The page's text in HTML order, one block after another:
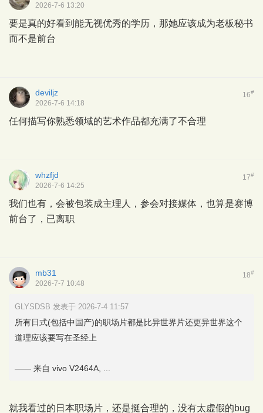
2026-7-6 13:20
要是真的好看到能无视优秀的学历，那她应该成为老板秘书
而不是前台
16#
deviljz
2026-7-6 14:18
任何描写你熟悉领域的艺术作品都充满了不合理
17#
whzfjd
2026-7-6 14:25
我们也有，会被包装成主理人，参会对接媒体，也算是赛博
前台了，已离职
18#
mb31
2026-7-7 10:48
GLYSDSB 发表于 2026-7-4 11:57
所有日式(包括中国产)的职场片都是比异世界片还更异世界这个
道理应该要写在圣经上
—— 来自 vivo V2464A, ...
就我看过的日本职场片，还是挺合理的，没有太虚假的bug